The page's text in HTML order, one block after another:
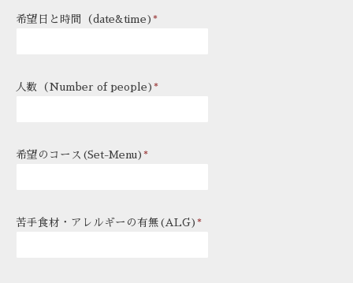
希望日と時間（date&time) *
人数（Number of people) *
希望のコース(Set-Menu) *
苦手食材・アレルギーの有無(ALG) *